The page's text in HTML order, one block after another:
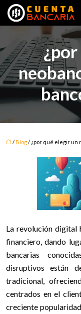
/Blog/ ¿por qué elegir un
La revolución digital
financiero, dando
bancarias
disruptivos están
tradicional,
centrados en el
creciente